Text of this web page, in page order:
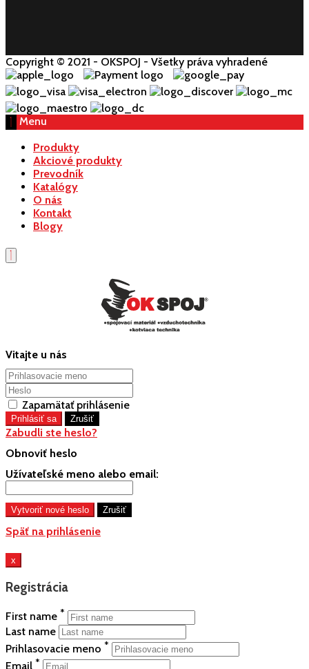
Copyright © 2021 - OKSPOJ - Všetky práva vyhradené
Menu
Produkty
Akciové produkty
Prevodník
Katalógy
O nás
Kontakt
Blogy
Vitajte u nás
Zapamätať prihlásenie
Zabudli ste heslo?
Obnoviť heslo
Užívateľské meno alebo email:
Späť na prihlásenie
x
Registrácia
First name *
Last name
Prihlasovacie meno *
Email *